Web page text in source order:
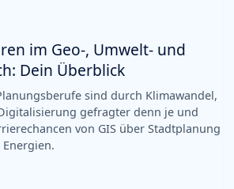
im Geo-, Umwelt- und
Dein Überblick
sind durch Klimawandel,
gefragter denn je und
von GIS über Stadtplanung